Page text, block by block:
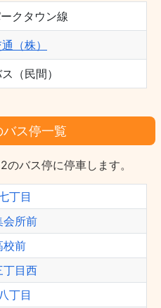
クタウン線
（株）
（民間）
ス停一覧
バス停に停車します。
丁目
会所前
校前
丁目西
丁目